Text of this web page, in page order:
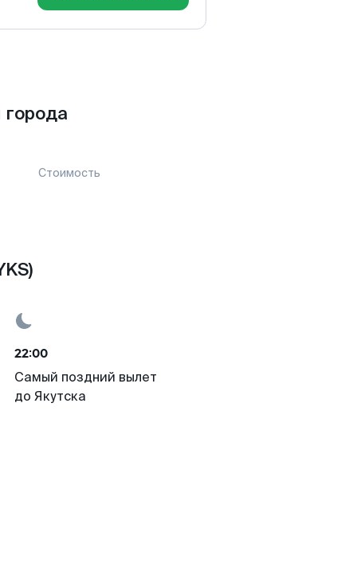
Стоимость
22:00
Самый поздний вылет
до Якутска